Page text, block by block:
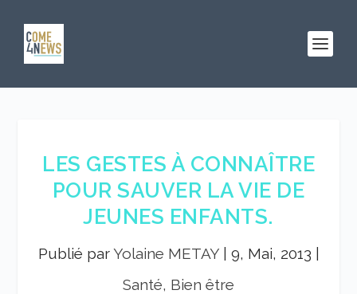
LES GESTES À CONNAÎTRE
POUR SAUVER LA VIE DE
JEUNES ENFANTS.
Publié parYolaine METAY| 9, Mai, 2013
Santé, Bien être